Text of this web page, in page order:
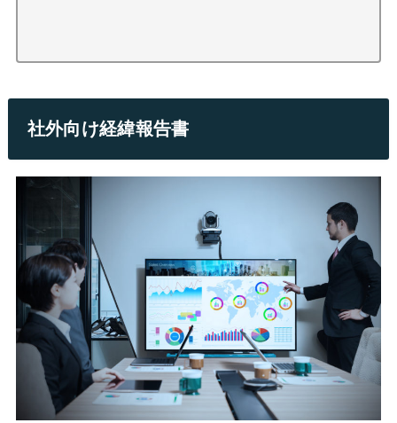
社外向け経緯報告書